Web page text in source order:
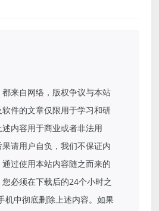
来自网络，版权争议与本站
件的文章仅限用于学习和研
内容用于商业或者非法用
请用户自负，我们不保证内
过使用本站内容随之而来的
必须在下载后的24个小时之
机中彻底删除上述内容。如果